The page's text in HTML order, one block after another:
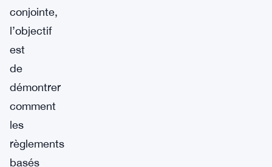
conjointe,
l’objectif
est
de
démontrer
comment
les
règlements
basés